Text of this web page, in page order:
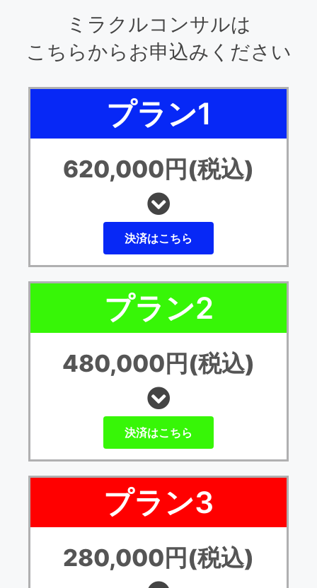
ミラクルコンサルは
こちらからお申込みください
プラン1
620,000円(税込)
決済はこちら
プラン2
480,000円(税込)
決済はこちら
プラン3
280,000円(税込)